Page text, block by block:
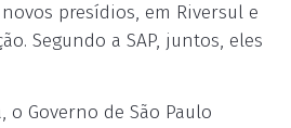
presídios, em Riversul e
Segundo a SAP, juntos, eles
o Governo de São Paulo